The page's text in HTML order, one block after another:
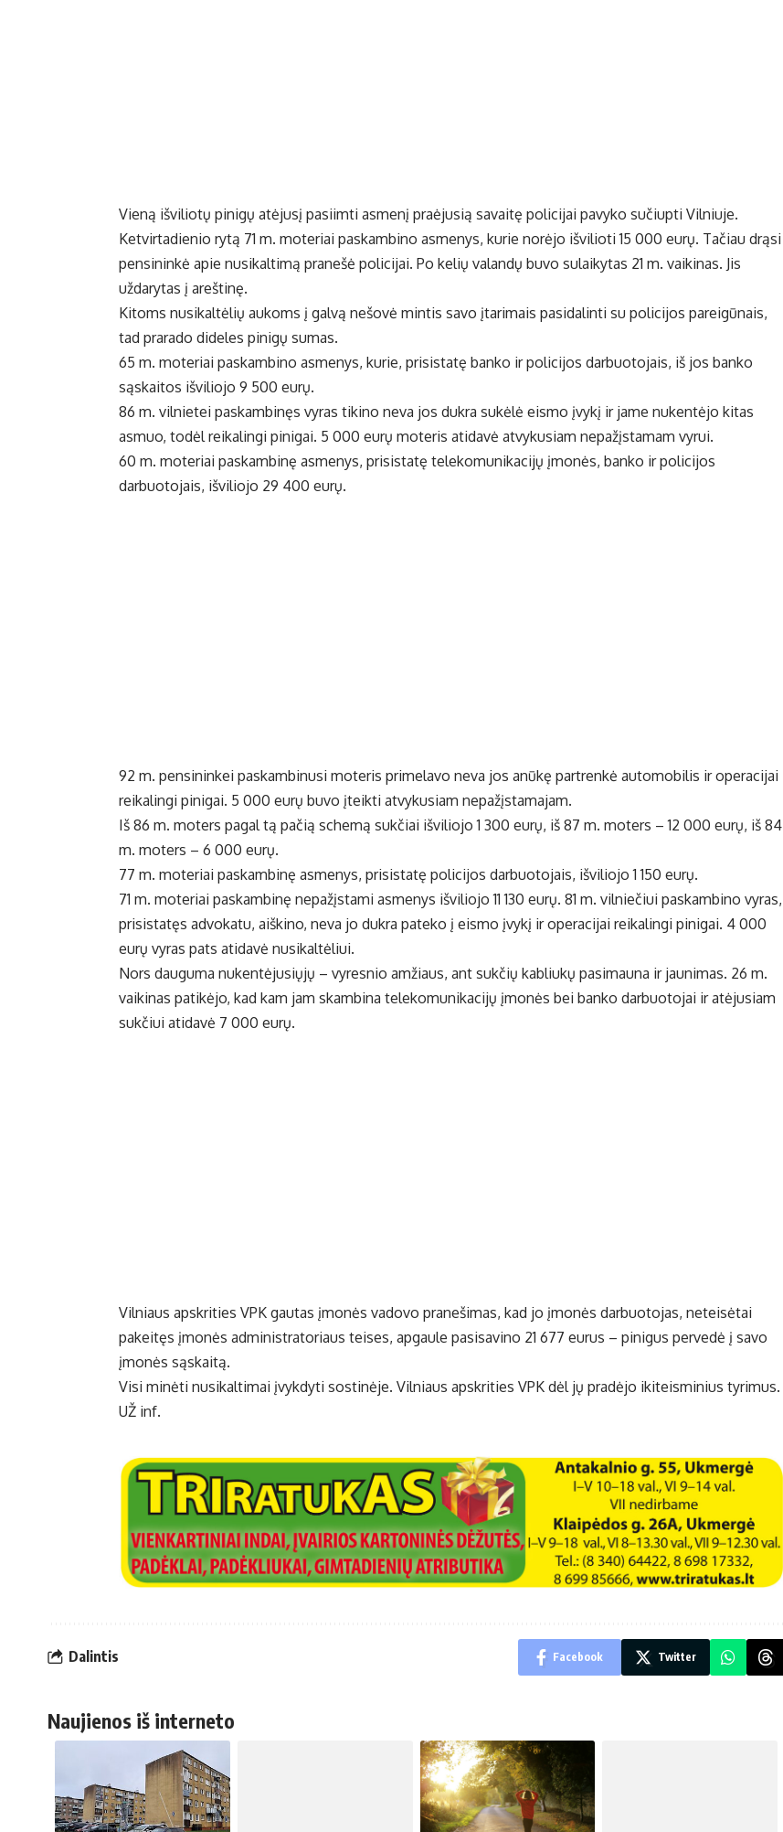
Vieną išviliotų pinigų atėjusį pasiimti asmenį praėjusią savaitę policijai pavyko sučiupti Vilniuje.
Ketvirtadienio rytą 71 m. moteriai paskambino asmenys, kurie norėjo išvilioti 15 000 eurų. Tačiau drąsi
pensininkė apie nusikaltimą pranešė policijai. Po kelių valandų buvo sulaikytas 21 m. vaikinas. Jis
uždarytas į areštinę.
Kitoms nusikaltėlių aukoms į galvą nešovė mintis savo įtarimais pasidalinti su policijos pareigūnais,
tad prarado dideles pinigų sumas.
65 m. moteriai paskambino asmenys, kurie, prisistatę banko ir policijos darbuotojais, iš jos banko
sąskaitos išviliojo 9 500 eurų.
86 m. vilnietei paskambinęs vyras tikino neva jos dukra sukėlė eismo įvykį ir jame nukentėjo kitas
asmuo, todėl reikalingi pinigai. 5 000 eurų moteris atidavė atvykusiam nepažįstamam vyrui.
60 m. moteriai paskambinę asmenys, prisistatę telekomunikacijų įmonės, banko ir policijos
darbuotojais, išviliojo 29 400 eurų.
92 m. pensininkei paskambinusi moteris primelavo neva jos anūkę partrenkė automobilis ir operacijai
reikalingi pinigai. 5 000 eurų buvo įteikti atvykusiam nepažįstamajam.
Iš 86 m. moters pagal tą pačią schemą sukčiai išviliojo 1 300 eurų, iš 87 m. moters – 12 000 eurų, iš 84
m. moters – 6 000 eurų.
77 m. moteriai paskambinę asmenys, prisistatę policijos darbuotojais, išviliojo 1 150 eurų.
71 m. moteriai paskambinę nepažįstami asmenys išviliojo 11 130 eurų. 81 m. vilniečiui paskambino vyras,
prisistatęs advokatu, aiškino, neva jo dukra pateko į eismo įvykį ir operacijai reikalingi pinigai. 4 000
eurų vyras pats atidavė nusikaltėliui.
Nors dauguma nukentėjusiųjų – vyresnio amžiaus, ant sukčių kabliukų pasimauna ir jaunimas. 26 m.
vaikinas patikėjo, kad kam jam skambina telekomunikacijų įmonės bei banko darbuotojai ir atėjusiam
sukčiui atidavė 7 000 eurų.
Vilniaus apskrities VPK gautas įmonės vadovo pranešimas, kad jo įmonės darbuotojas, neteisėtai
pakeitęs įmonės administratoriaus teises, apgaule pasisavino 21 677 eurus – pinigus pervedė į savo
įmonės sąskaitą.
Visi minėti nusikaltimai įvykdyti sostinėje. Vilniaus apskrities VPK dėl jų pradėjo ikiteisminius tyrimus.
UŽ inf.
Dalintis Facebook Twitter
Naujienos iš interneto